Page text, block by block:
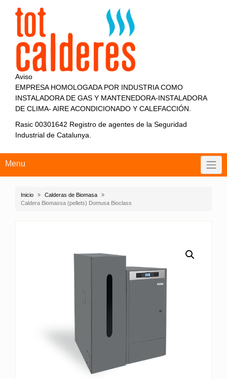
Aviso
EMPRESA HOMOLOGADA POR INDUSTRIA COMO
INSTALADORA DE GAS Y MANTENEDORA-INSTALADORA
DE CLIMA- AIRE ACONDICIONADO Y CALEFACCIÓN.
Rasic 00301642 Registro de agentes de la Seguridad
Industrial de Catalunya.
Menu
Inicio
Calderas de Biomasa
Caldera Biomassa (pellets) Domusa Bioclass